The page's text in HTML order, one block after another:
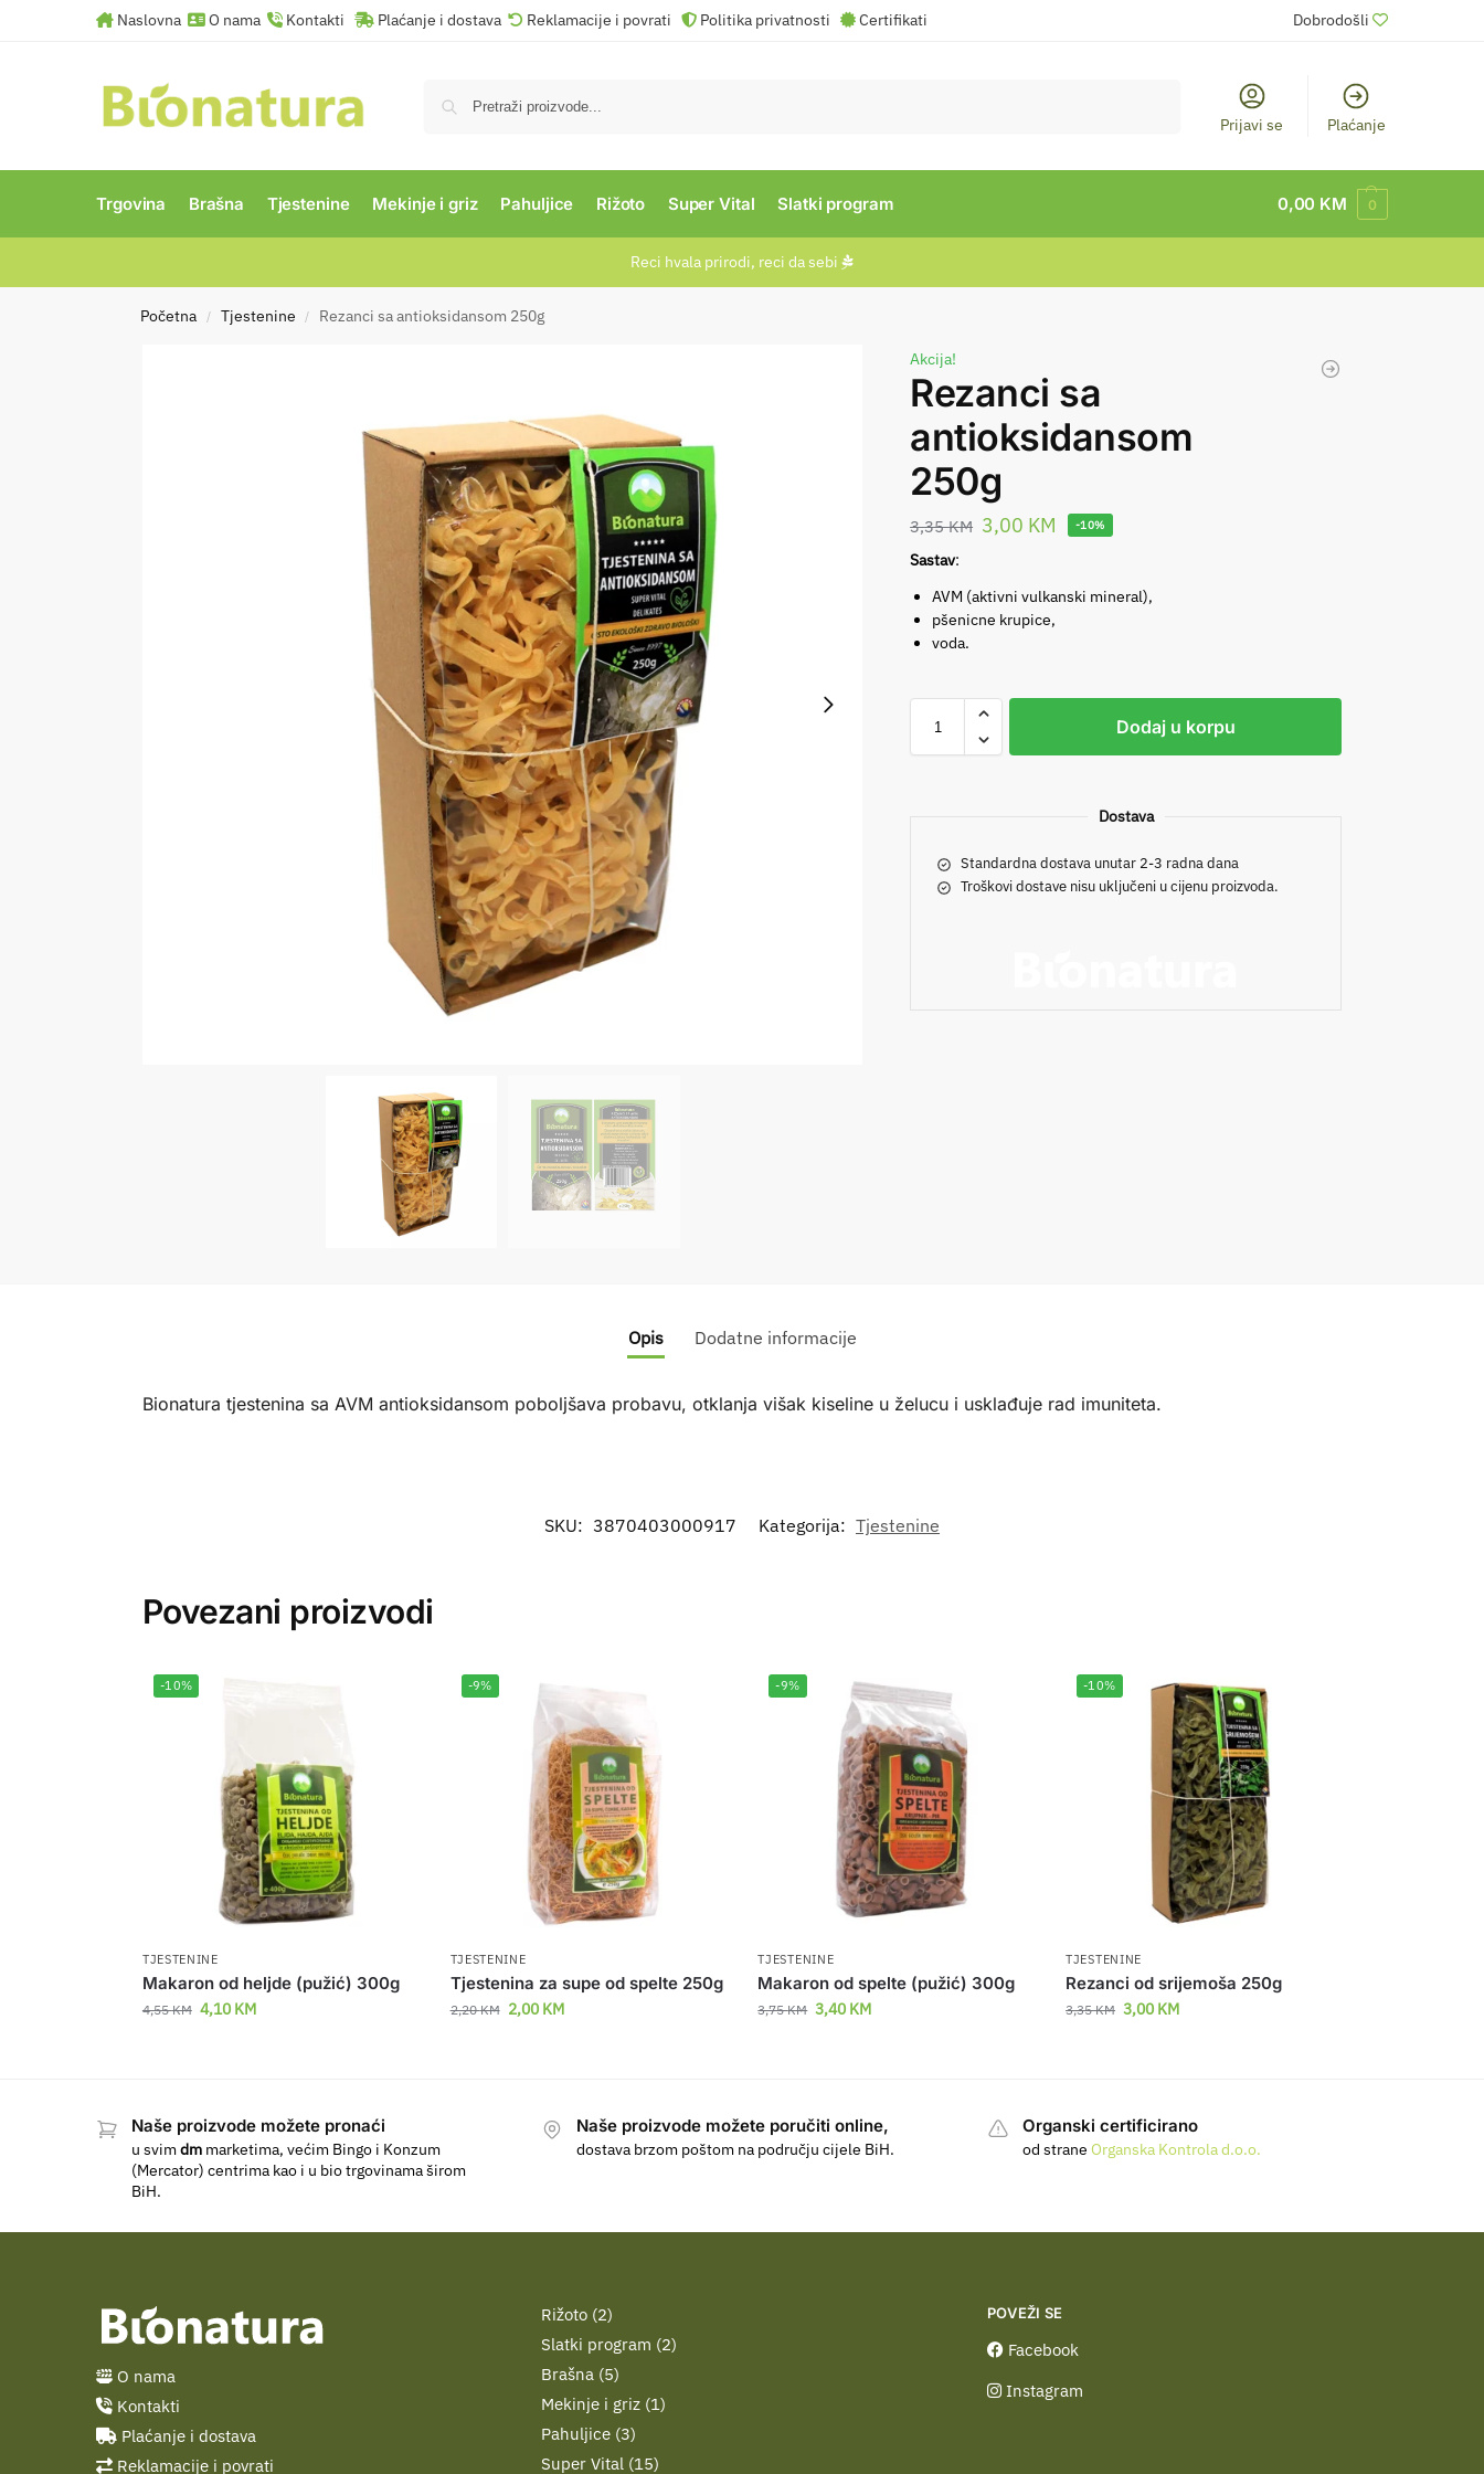
Naslovna O nama Kontakti Plaćanje i dostava Reklamacije i povrati Politika privatnosti Certifikati Dobrodošli
Prijavi se Plaćanje
Trgovina Brašna Tjestenine Mekinje i griz Pahuljice Rižoto Super Vital Slatki program 0,00 KM 0
Reci hvala prirodi, reci da sebi​
Početna / Tjestenine / Rezanci sa antioksidansom 250g
Akcija!
Rezanci sa
antioksidansom
250g
3,35KM 3,00 KM -10%
Sastav:
AVM (aktivni vulkanski mineral),
pšenicne krupice,
voda.
Dodaj u korpu
Dostava
Standardna dostava unutar 2-3 radna dana
Troškovi dostave nisu uključeni u cijenu proizvoda.
Opis Dodatne informacije
Bionatura tjestenina sa AVM antioksidansom poboljšava probavu, otklanja višak kiseline u želucu i usklađuje rad imuniteta.
SKU: 3870403000917 Kategorija: Tjestenine
Povezani proizvodi
-10%
TJESTENINE
Makaron od heljde (pužić) 300g
4,55KM 4,10 KM
-9%
TJESTENINE
Tjestenina za supe od spelte 250g
2,20KM 2,00 KM
-9%
TJESTENINE
Makaron od spelte (pužić) 300g
3,75KM 3,40 KM
-10%
TJESTENINE
Rezanci od srijemoša 250g
3,35KM 3,00 KM
Naše proizvode možete pronaći
u svimdm marketima, većim Bingo i Konzum
(Mercator) centrima kao i u bio trgovinama širom
BiH.
Naše proizvode možete poručiti online,
dostava brzom poštom na području cijele BiH.
Organski certificirano
od strane Organska Kontrola d.o.o.
O nama
Kontakti
Plaćanje i dostava
Reklamacije i povrati
Rižoto 2
Slatki program 2
Brašna 5
Mekinje i griz 1
Pahuljice 3
Super Vital 15
POVEŽI SE
Facebook
Instagram